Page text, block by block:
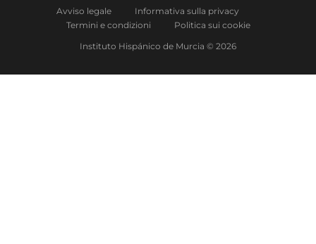
Avviso legale
Informativa sulla privacy
Termini e condizioni
Politica sui cookie
Instituto Hispánico de Murcia © 2026